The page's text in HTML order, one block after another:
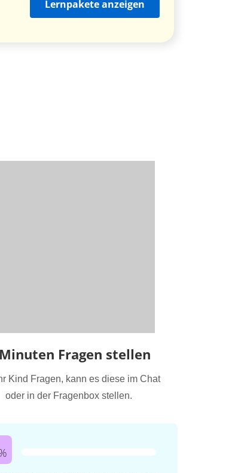
Lernpakete anzeigen
Fragen stellen
Kind Fragen, kann es diese im Chat
oder in der Fragenbox stellen.